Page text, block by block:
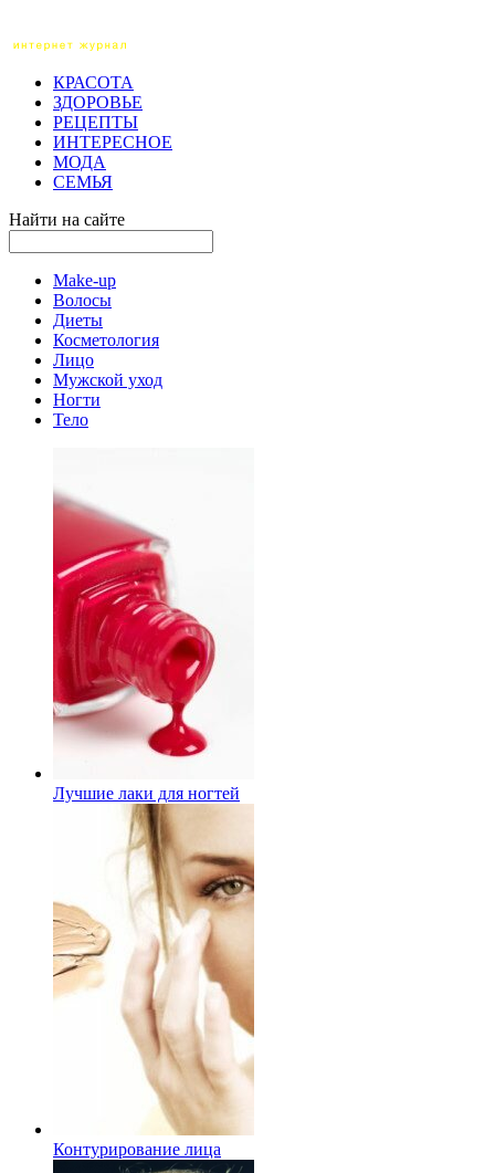
КРАСОТА
ЗДОРОВЬЕ
РЕЦЕПТЫ
ИНТЕРЕСНОЕ
МОДА
СЕМЬЯ
Найти на сайте
Make-up
Волосы
Диеты
Косметология
Лицо
Мужской уход
Ногти
Тело
Лучшие лаки для ногтей
Контурирование лица